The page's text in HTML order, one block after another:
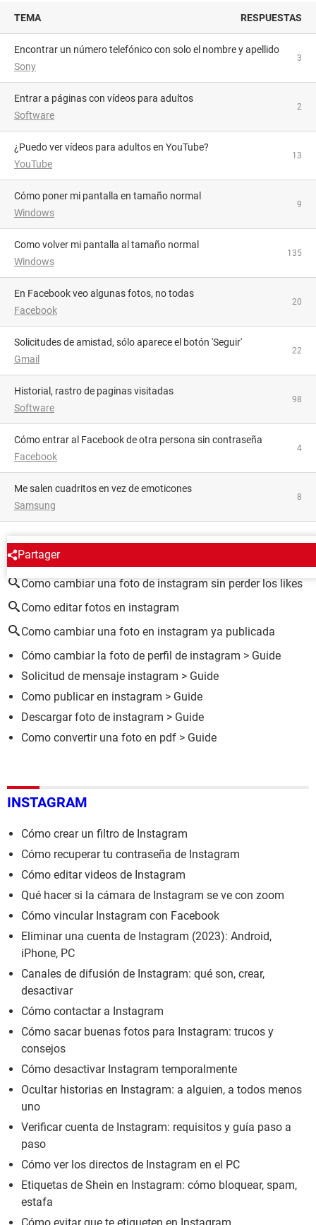
TEMA RESPUESTAS
Encontrar un número telefónico con solo el nombre y apellido
Sony
3
Entrar a páginas con vídeos para adultos
Software
2
¿Puedo ver vídeos para adultos en YouTube?
YouTube
13
Cómo poner mi pantalla en tamaño normal
Windows
9
como volver mi pantalla al tamaño normal
Windows
135
En Facebook veo algunas fotos, no todas
Facebook
20
Solicitudes de amistad, sólo aparece el botón 'Seguir'
Gmail
22
historial, rastro de paginas visitadas
Software
98
Cómo entrar al Facebook de otra persona sin contraseña
Facebook
4
Me salen cuadritos en vez de emoticones
Samsung
8
Partager
ALREDEDOR DEL MISMO TEMA
Como cambiar una foto de instagram sin perder los likes
Como editar fotos en instagram
Como cambiar una foto en instagram ya publicada
Cómo cambiar la foto de perfil de instagram > Guide
Solicitud de mensaje instagram > Guide
Como publicar en instagram > Guide
Descargar foto de instagram > Guide
Como convertir una foto en pdf > Guide
INSTAGRAM
Cómo crear un filtro de Instagram
Cómo recuperar tu contraseña de Instagram
Cómo editar videos de Instagram
Qué hacer si la cámara de Instagram se ve con zoom
Cómo vincular Instagram con Facebook
Eliminar una cuenta de Instagram (2023): Android,
iPhone, PC
Canales de difusión de Instagram: qué son, crear,
desactivar
Cómo contactar a Instagram
Cómo sacar buenas fotos para Instagram: trucos y
consejos
Cómo desactivar Instagram temporalmente
Ocultar historias en Instagram: a alguien, a todos menos
uno
Verificar cuenta de Instagram: requisitos y guía paso a
paso
Cómo ver los directos de Instagram en el PC
Etiquetas de Shein en Instagram: cómo bloquear, spam,
estafa